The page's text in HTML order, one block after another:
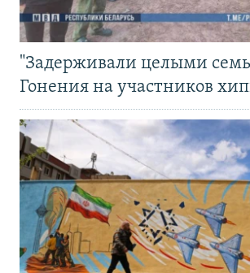
"Задерживали целыми
Гонения на участников